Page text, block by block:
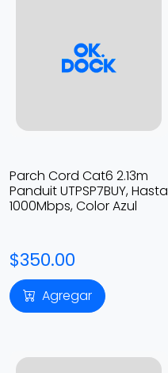
Parch Cord Cat6 2.13m
Panduit UTPSP7BUY, Hasta
1000Mbps, Color Azul
$350.00
Agregar